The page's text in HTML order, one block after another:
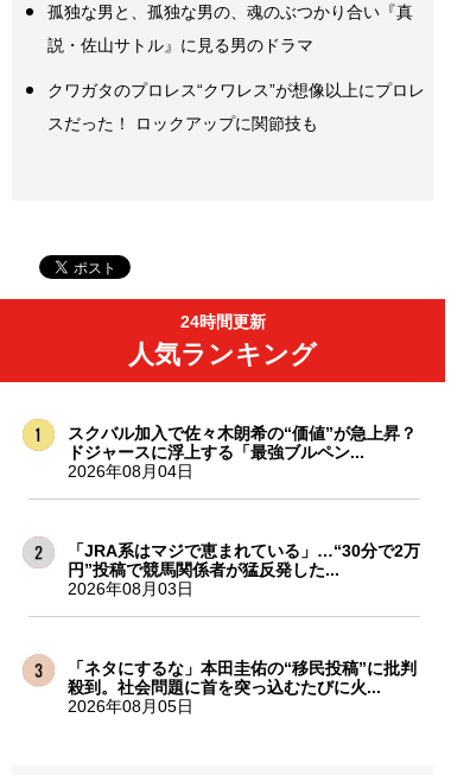
孤独な男と、孤独な男の、魂のぶつかり合い『真
説・佐山サトル』に見る男のドラマ
クワガタのプロレス“クワレス”が想像以上にプロレ
スだった！ ロックアップに関節技も
24時間更新
人気ランキング
スクバル加入で佐々木朗希の“価値”が急上昇？
ドジャースに浮上する「最強ブルペン...
2026年08月04日
「JRA系はマジで恵まれている」…“30分で2万
円”投稿で競馬関係者が猛反発した...
2026年08月03日
「ネタにするな」本田圭佑の“移民投稿”に批判
殺到。社会問題に首を突っ込むたびに火...
2026年08月05日